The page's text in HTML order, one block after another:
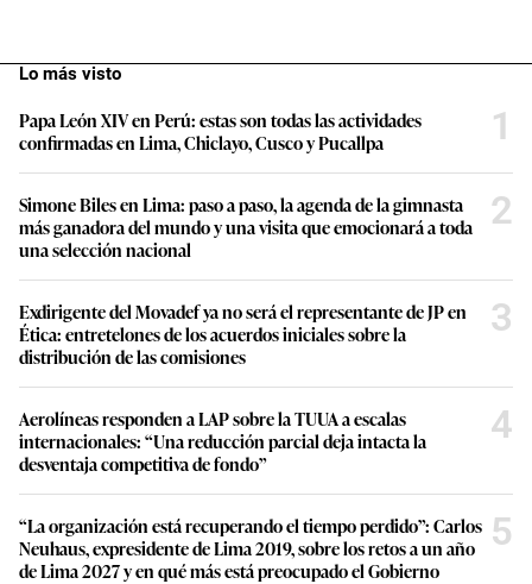
Lo más visto
Papa León XIV en Perú: estas son todas las actividades
confirmadas en Lima, Chiclayo, Cusco y Pucallpa
1
Simone Biles en Lima: paso a paso, la agenda de la gimnasta
más ganadora del mundo y una visita que emocionará a toda
una selección nacional
2
Exdirigente del Movadef ya no será el representante de JP en
Ética: entretelones de los acuerdos iniciales sobre la
distribución de las comisiones
3
Aerolíneas responden a LAP sobre la TUUA a escalas
internacionales: “Una reducción parcial deja intacta la
desventaja competitiva de fondo”
4
“La organización está recuperando el tiempo perdido”: Carlos
Neuhaus, expresidente de Lima 2019, sobre los retos a un año
de Lima 2027 y en qué más está preocupado el Gobierno
5